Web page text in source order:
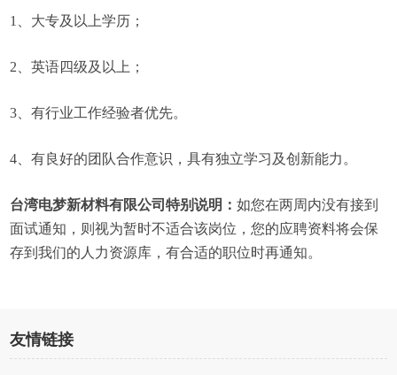
1、大专及以上学历；
2、英语四级及以上；
3、有行业工作经验者优先。
4、有良好的团队合作意识，具有独立学习及创新能力。
台湾电梦新材料有限公司特别说明：如您在两周内没有接到
面试通知，则视为暂时不适合该岗位，您的应聘资料将会保
存到我们的人力资源库，有合适的职位时再通知。
友情链接